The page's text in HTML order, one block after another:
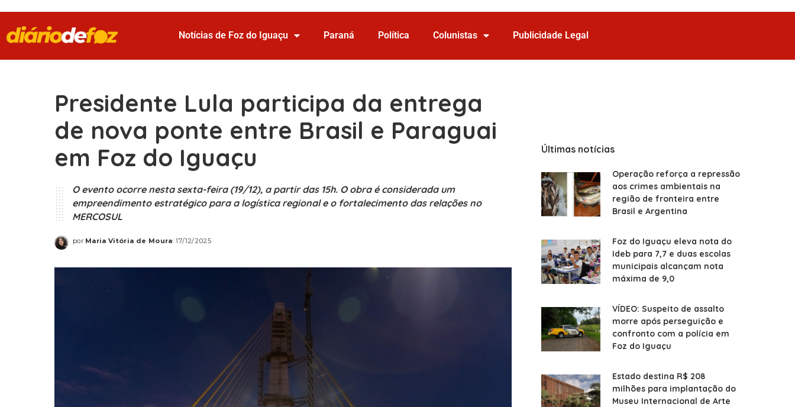
Notícias de Foz do Iguaçu Paraná Política Colunistas Publicidade Legal
Presidente Lula participa da entrega
de nova ponte entre Brasil e Paraguai
em Foz do Iguaçu
O evento ocorre nesta sexta-feira (19/12), a partir das 15h. O obra é considerada um
empreendimento estratégico para a logística regional e o fortalecimento das relações no
MERCOSUL
por Maria Vitória de Moura 17/12/2025
Últimas notícias
Operação reforça a repressão
aos crimes ambientais na
região de fronteira entre
Brasil e Argentina
Foz do Iguaçu eleva nota do
Ideb para 7,7 e duas escolas
municipais alcançam nota
máxima de 9,0
VÍDEO: Suspeito de assalto
morre após perseguição e
confronto com a polícia em
Foz do Iguaçu
Estado destina R$ 208
milhões para implantação do
Museu Internacional de Arte